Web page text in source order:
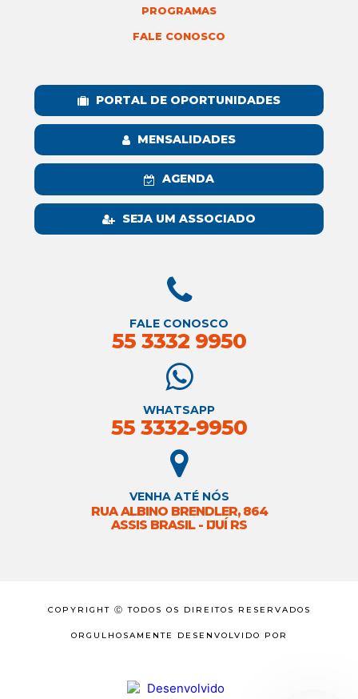
PROGRAMAS
FALE CONOSCO
PORTAL DE OPORTUNIDADES
MENSALIDADES
AGENDA
SEJA UM ASSOCIADO
FALE CONOSCO
55 3332 9950
WHATSAPP
55 3332-9950
VENHA ATÉ NÓS
RUA ALBINO BRENDLER, 864
ASSIS BRASIL - IJUÍ RS
COPYRIGHT Ⓒ TODOS OS DIREITOS RESERVADOS
ORGULHOSAMENTE DESENVOLVIDO POR